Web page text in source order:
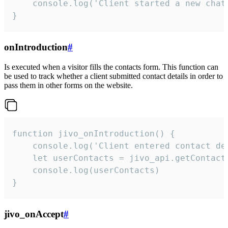
console.log('Client started a new
}
onIntroduction#
Is executed when a visitor fills the contacts form. This function can
be used to track whether a client submitted contact details in order to
pass them in other forms on the website.
function jivo_onIntroduction() {
console.log('Client entered contact
let userContacts =
    console.log(userContacts)
}
jivo_onAccept#